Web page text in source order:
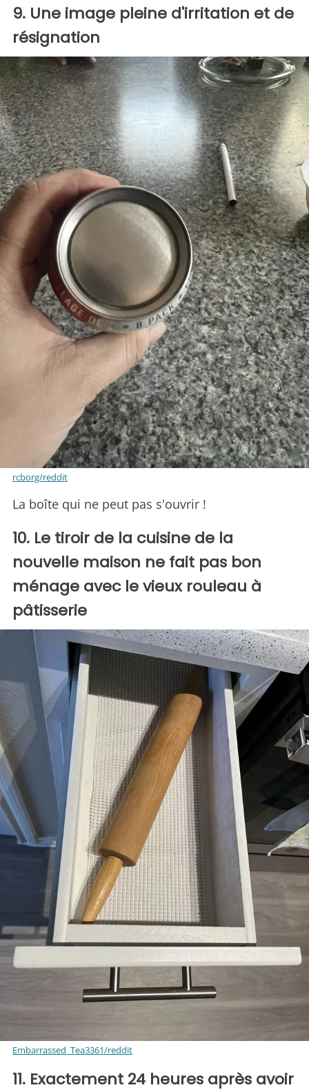
9. Une image pleine d'irritation et de
résignation
rcborg/reddit
La boîte qui ne peut pas s'ouvrir !
10. Le tiroir de la cuisine de la
nouvelle maison ne fait pas bon
ménage avec le vieux rouleau à
pâtisserie
Embarrassed_Tea3361/reddit
11. Exactement 24 heures après avoir